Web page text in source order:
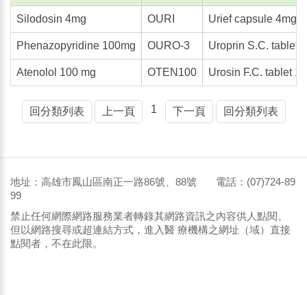
Silodosin 4mg OURI Urief capsule 4mg
Phenazopyridine 100mg OURO-3 Uroprin S.C.
Atenolol 100 mg OTEN100 Urosin F.C. tablet
回分類列表 上一頁 1 下一頁 回分類列表
地址：高雄市鳳山區南正一路86號、88號 電話：(07)724-89
99
禁止任何網際網路服務業者轉錄其網路資訊之內容供人點閱。
但以網路搜尋或超連結方式，進入醫 療機構之網址（域）直接
點閱者，不在此限。